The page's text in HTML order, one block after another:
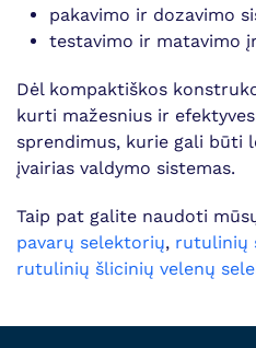
pakavimo ir dozavimo
testavimo ir matavimo
Dėl kompaktiškos
kurti mažesnius ir
sprendimus, kurie gali būti
įvairias valdymo sistemas.
Taip pat galite naudoti
pavarų selektorių, rutulinių
rutulinių šlicinių velenų